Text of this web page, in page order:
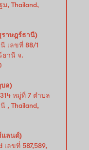
, Thailand,
ราษฎร์ธานี)
เลขที่ 88/1
ธานี จ.
บล)
หมู่ที่ 7 ตำบล
, Thailand,
แลนด์)
เลขที่ 587,589,